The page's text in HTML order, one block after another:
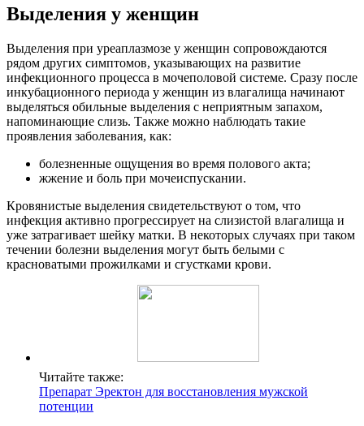
Выделения у женщин
Выделения при уреаплазмозе у женщин сопровождаются
рядом других симптомов, указывающих на развитие
инфекционного процесса в мочеполовой системе. Сразу после
инкубационного периода у женщин из влагалища начинают
выделяться обильные выделения с неприятным запахом,
напоминающие слизь. Также можно наблюдать такие
проявления заболевания, как:
болезненные ощущения во время полового акта;
жжение и боль при мочеиспускании.
Кровянистые выделения свидетельствуют о том, что
инфекция активно прогрессирует на слизистой влагалища и
уже затрагивает шейку матки. В некоторых случаях при таком
течении болезни выделения могут быть белыми с
красноватыми прожилками и сгустками крови.
Читайте также:
Препарат Эректон для восстановления мужской
потенции